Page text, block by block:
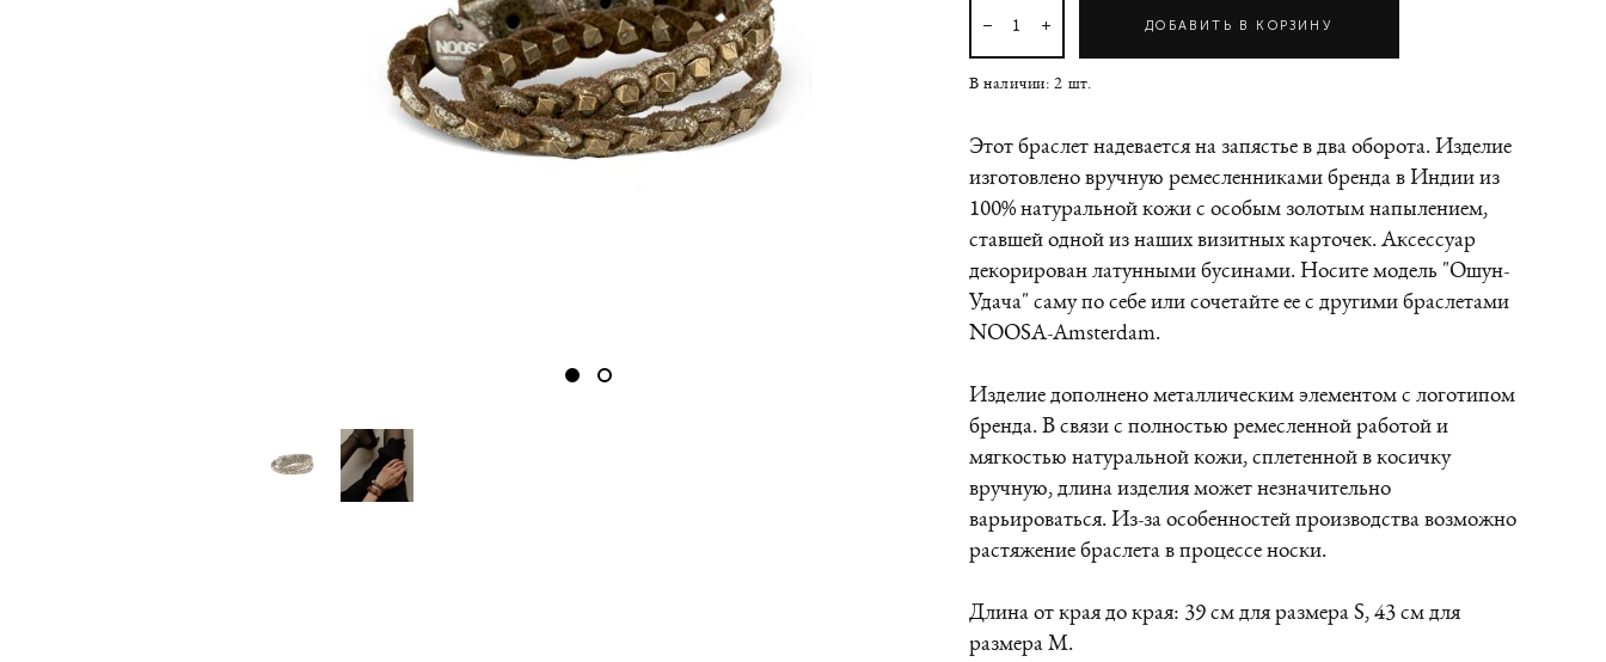
В наличии:2 шт.
ДОБАВИТЬ В КОРЗИНУ
Этот браслет надевается на запястье в два оборота. Изделие
изготовлено вручную ремесленниками бренда в Индии из
100% натуральной кожи с особым золотым напылением,
ставшей одной из наших визитных карточек. Аксессуар
декорирован латунными бусинами. Носите модель "Ошун-
Удача" саму по себе или сочетайте ее с другими браслетами
NOOSA-Amsterdam.
Изделие дополнено металлическим элементом с логотипом
бренда. В связи с полностью ремесленной работой и
мягкостью натуральной кожи, сплетенной в косичку
вручную, длина изделия может незначительно
варьироваться. Из-за особенностей производства возможно
растяжение браслета в процессе носки.
Длина от края до края: 39 см для размера S, 43 см для
размера M.